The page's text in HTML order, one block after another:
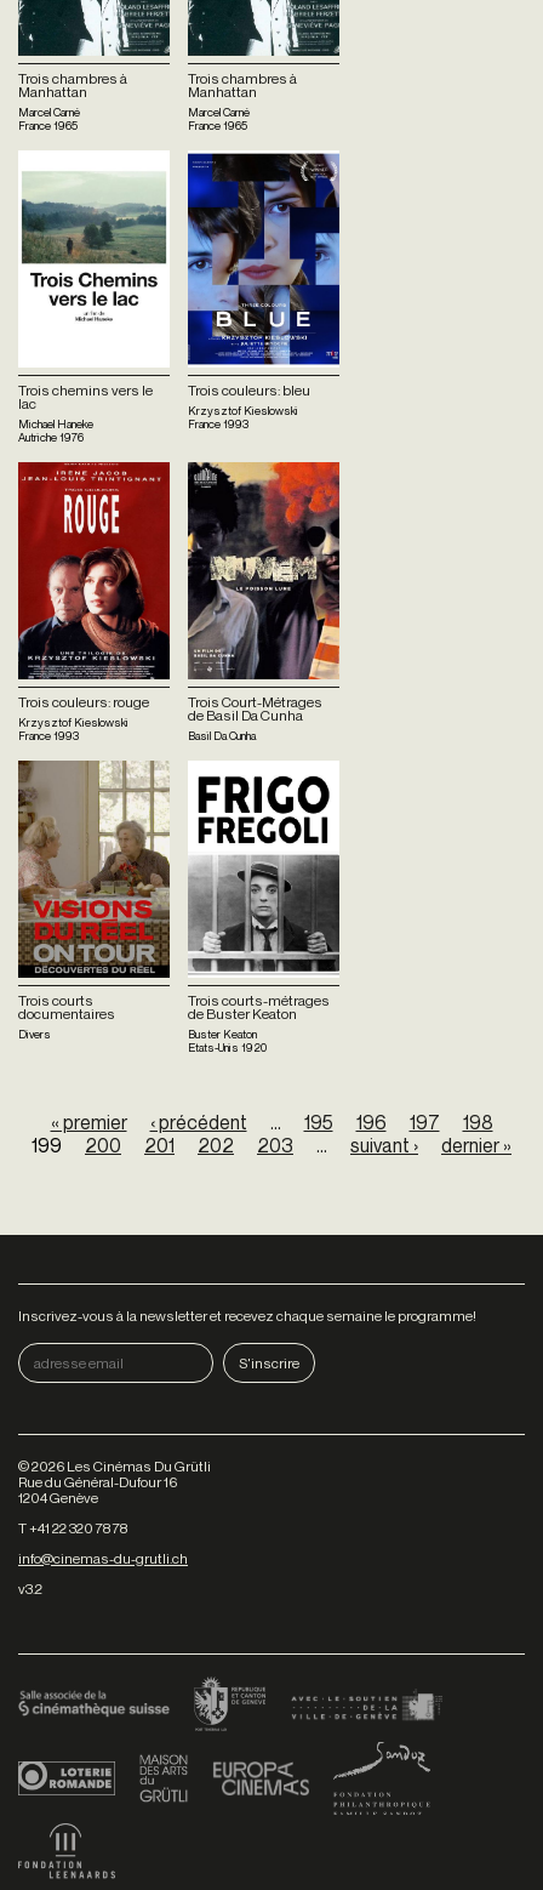
Trois chambres à
Manhattan
Marcel Carné
France1965
Trois chambres à
Manhattan
Marcel Carné
France1965
Trois chemins vers le
lac
Michael Haneke
Autriche1976
Trois couleurs: bleu
Krzysztof Kieslowski
France1993
Trois couleurs: rouge
Krzysztof Kieslowski
France1993
Trois Court-Métrages
de Basil Da Cunha
Basil Da Cunha
Trois courts
documentaires
Divers
Trois courts-métrages
de Buster Keaton
Buster Keaton
Etats-Unis 1920
« premier ‹ précédent … 195 196 197
198
199
200 201 202 203 … suivant › dernier »
Inscrivez-vous à la newsletter et recevez chaque semaine le programme!
©2026 Les Cinémas Du Grütli
Rue du Général-Dufour 16
1204 Genève
T +41 22 320 78 78
info@cinemas-du-grutli.ch
v3.2